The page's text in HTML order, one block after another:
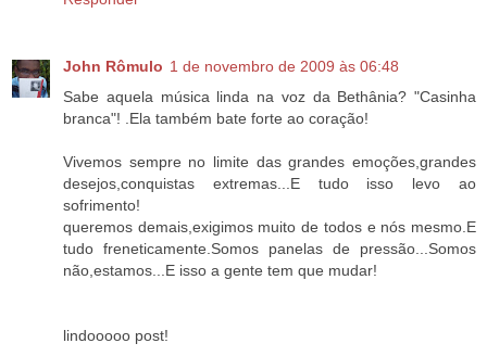
John Rômulo 1 de novembro de 2009 às 06:48
Sabe aquela música linda na voz da Bethânia? "Casinha
branca"! .Ela também bate forte ao coração!
Vivemos sempre no limite das grandes emoções,grandes
desejos,conquistas extremas...E tudo isso levo ao
sofrimento!
queremos demais,exigimos muito de todos e nós mesmo.E
tudo freneticamente.Somos panelas de pressão...Somos
não,estamos...E isso a gente tem que mudar!
lindooooo post!